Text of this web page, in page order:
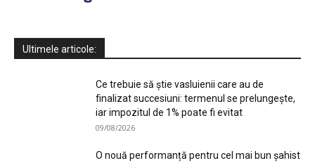
Ultimele articole:
Ce trebuie să știe vasluienii care au de
finalizat succesiuni: termenul se prelungește,
iar impozitul de 1% poate fi evitat
09/08/2026
O nouă performanță pentru cel mai bun șahist